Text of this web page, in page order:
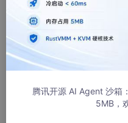
479人浏览 · 2024-12-
神经网络（GNN）与强化学
的研究领域。GNN能够处理
中进行序列决策，两者结合可
最优决
腾讯开源 AI Agent 沙箱
5MB，